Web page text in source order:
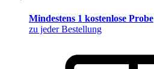
Mindestens 1 kostenlose Probe
zu jeder Bestellung